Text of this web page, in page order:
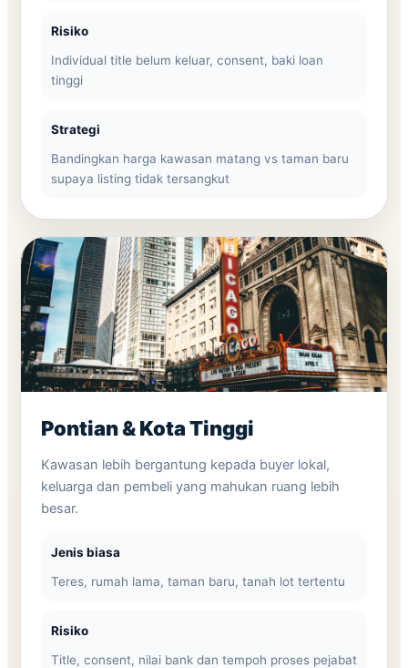
Risiko
Individual title belum keluar, consent, baki loan
tinggi
Strategi
Bandingkan harga kawasan matang vs taman baru
supaya listing tidak tersangkut
Pontian & Kota Tinggi
Kawasan lebih bergantung kepada buyer lokal,
keluarga dan pembeli yang mahukan ruang lebih
besar.
Jenis biasa
Teres, rumah lama, taman baru, tanah lot tertentu
Risiko
Title, consent, nilai bank dan tempoh proses pejabat